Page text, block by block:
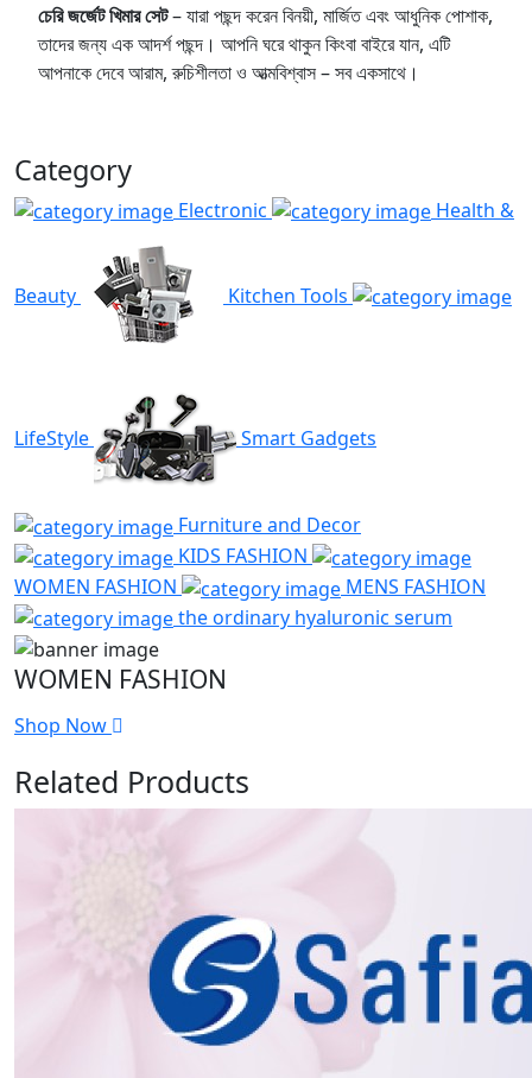
চেরি জর্জেট খিমার সেট– যারা পছন্দ করেন বিনয়ী, মার্জিত এবং আধুনিক পোশাক,
তাদের জন্য এক আদর্শ পছন্দ। আপনি ঘরে থাকুন কিংবা বাইরে যান, এটি
আপনাকে দেবে আরাম, রুচিশীলতা ও আত্মবিশ্বাস – সব একসাথে।
Category
Electronic Health &
Beauty Kitchen Tools
LifeStyle Smart Gadgets
Furniture and Decor
KIDS FASHION
WOMEN FASHION
MENS FASHION
the ordinary hyaluronic serum
WOMEN FASHION
Shop Now
Related Products